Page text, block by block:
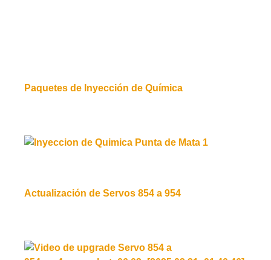
Paquetes de Inyección de Química
Actualización de Servos 854 a 954